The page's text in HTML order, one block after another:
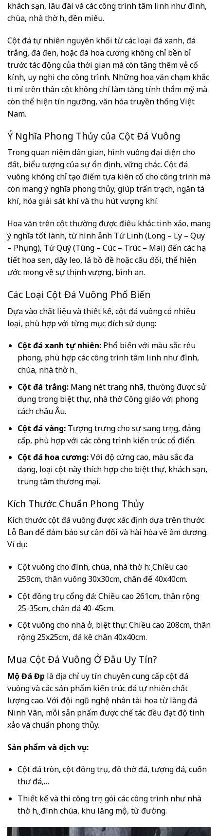
khách sạn, lâu đài và các công trình tâm linh như đình,
chùa, nhà thờ họ, đền miếu.
Cột đá tự nhiên nguyên khối từ các loại đá xanh, đá
trắng, đá đen, hoặc đá hoa cương không chỉ bền bỉ
trước tác động của thời gian mà còn tăng thêm vẻ cổ
kính, uy nghi cho công trình. Những hoa văn chạm khắc
tỉ mỉ trên thân cột không chỉ làm tăng tính thẩm mỹ mà
còn thể hiện tín ngưỡng, văn hóa truyền thống Việt
Nam.
Ý Nghĩa Phong Thủy của Cột Đá Vuông
Trong quan niệm dân gian, hình vuông đại diện cho
đất, biểu tượng của sự ổn định, vững chắc. Cột đá
vuông không chỉ tạo điểm tựa kiên cố cho công trình mà
còn mang ý nghĩa phong thủy, giúp trấn trạch, ngăn tà
khí, hóa giải sát khí và thu hút vượng khí.
Hoa văn trên cột thường được điêu khắc tinh xảo, mang
ý nghĩa tốt lành, từ hình ảnh Tứ Linh (Long – Ly – Quy
– Phụng), Tứ Quý (Tùng – Cúc – Trúc – Mai) đến các họa
tiết hoa sen, dây leo, lá bồ đề hoặc câu đối, thể hiện
ước mong về sự thịnh vượng, bình an.
Các Loại Cột Đá Vuông Phổ Biến
Dựa vào chất liệu và thiết kế, cột đá vuông có nhiều
loại, phù hợp với từng mục đích sử dụng:
Cột đá xanh tự nhiên:Phổ biến với màu sắc rêu
phong, phù hợp các công trình tâm linh như đình,
chùa, nhà thờ họ.
Cột đá trắng:Mang nét trang nhã, thường được sử
dụng trong biệt thự, nhà thờ Công giáo với phong
cách châu Âu.
Cột đá vàng:Tượng trưng cho sự sang trọng, đẳng
cấp, phù hợp với các công trình kiến trúc cổ điển.
Cột đá hoa cương:Với độ cứng cao, màu sắc đa
dạng, loại cột này thích hợp cho biệt thự, khách sạn,
trung tâm thương mại.
Kích Thước Chuẩn Phong Thủy
Kích thước cột đá vuông được xác định dựa trên thước
Lỗ Ban để đảm bảo sự cân đối và hài hòa về âm dương.
Ví dụ:
Cột vuông cho đình, chùa, nhà thờ họ: Chiều cao
259cm, thân vuông 30x30cm, chân đế 40x40cm.
Cột đồng trụ cổng đá: Chiều cao 261cm, thân rộng
25-35cm, chân đá 40-45cm.
Cột vuông cho nhà ở, biệt thự: Chiều cao 208cm, thân
rộng 25x25cm, đá kê chân 40x40cm.
Mua Cột Đá Vuông Ở Đâu Uy Tín?
Mộ Đá Đẹp là địa chỉ uy tín chuyên cung cấp cột đá
vuông và các sản phẩm kiến trúc đá tự nhiên chất
lượng cao. Với đội ngũ nghệ nhân tài hoa từ làng đá
Ninh Vân, mỗi sản phẩm được chế tác đều đạt độ tinh
xảo và chuẩn phong thủy.
Sản phẩm và dịch vụ:
Cột đá tròn, cột đồng trụ, đồ thờ đá, tượng đá, cuốn
thư đá,…
Thiết kế và thi công trọn gói các công trình như nhà
thờ họ, đình chùa, khu lăng mộ, từ đường.